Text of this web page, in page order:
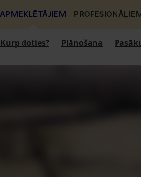
APMEKLĒTĀJIEM PROFESIONĀĻIEM
Kurp doties? Plānošana